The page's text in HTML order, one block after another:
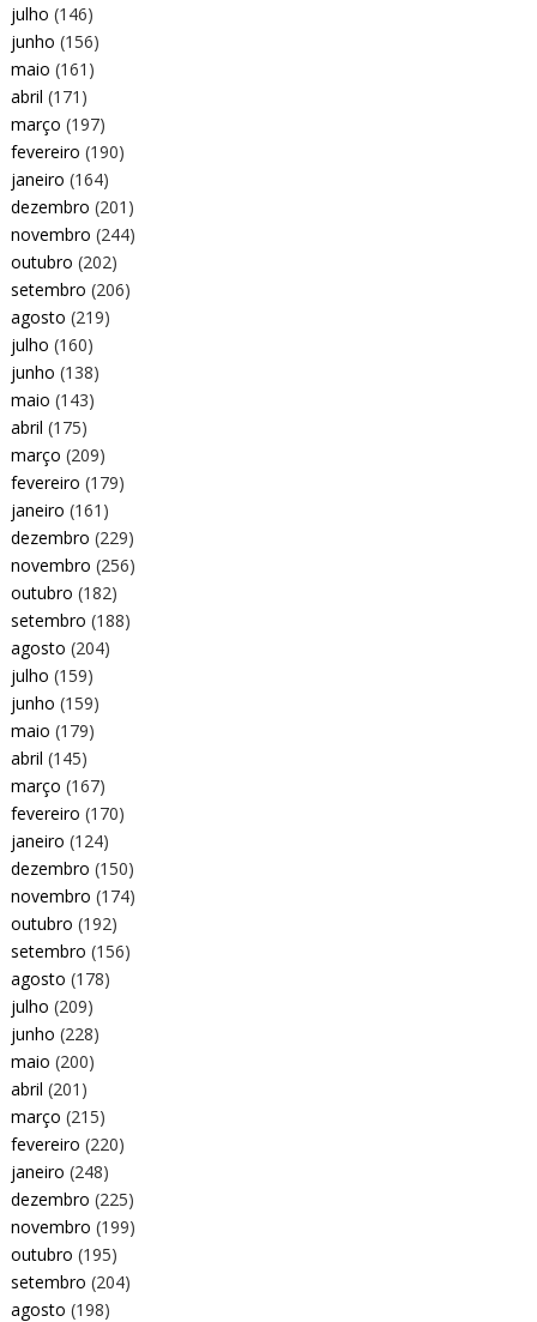
julho (146)
junho (156)
maio (161)
abril (171)
março (197)
fevereiro (190)
janeiro (164)
dezembro (201)
novembro (244)
outubro (202)
setembro (206)
agosto (219)
julho (160)
junho (138)
maio (143)
abril (175)
março (209)
fevereiro (179)
janeiro (161)
dezembro (229)
novembro (256)
outubro (182)
setembro (188)
agosto (204)
julho (159)
junho (159)
maio (179)
abril (145)
março (167)
fevereiro (170)
janeiro (124)
dezembro (150)
novembro (174)
outubro (192)
setembro (156)
agosto (178)
julho (209)
junho (228)
maio (200)
abril (201)
março (215)
fevereiro (220)
janeiro (248)
dezembro (225)
novembro (199)
outubro (195)
setembro (204)
agosto (198)